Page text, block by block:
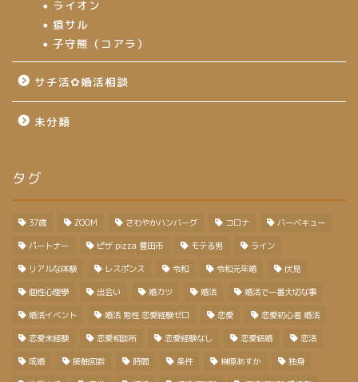
ライオン
猿サル
子守熊（コアラ）
サチ活✿婚活相談
未分類
タグ
37歳 ZOOM さわやかハンバーグ コロナ バーベキュー
パートナー ピザ pizza 豊田市 モテる男 ライン
リアルな体験 レスポンス 令和 令和元年婚 伏見
個性心理學 出会い 婚カツ 婚活 婚活で一番大切な事
婚活イベント 婚活 男性 恋愛経験ゼロ 恋愛 恋愛初心者 婚活
恋愛未経験 恋愛相談所 恋愛経験なし 恋愛結婚 恋活
成婚 接触回数 時間 条件 榊原あすか 独身